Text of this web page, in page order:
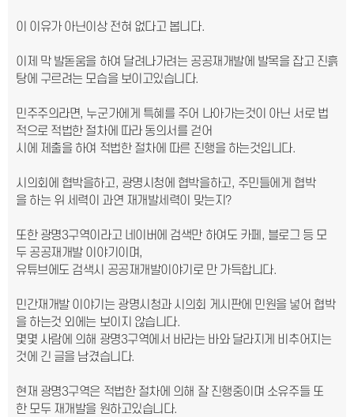
이 이유가 아닌이상 전혀 없다고 봅니다.
이제 막 발돋움을 하여 달려나가려는 공공재개발에 발목을 잡고 진흙
탕에 구르려는 모습을 보이고있습니다.
민주주의라면, 누군가에게 특혜를 주어 나아가는것이 아닌 서로 법
적으로 적법한 절차에 따라 동의서를 걷어
시에 제출을 하여 적법한 절차에 따른 진행을 하는것입니다.
시의회에 협박을하고, 광명시청에 협박을하고, 주민들에게 협박
을 하는 위 세력이 과연 재개발세력이 맞는지?
또한 광명3구역이라고 네이버에 검색만 하여도 카페, 블로그 등 모
두 공공재개발 이야기이며,
유튜브에도 검색시 공공재개발이야기로 만 가득합니다.
민간재개발 이야기는 광명시청과 시의회 게시판에 민원을 넣어 협박
을 하는것 외에는 보이지 않습니다.
몇몇 사람에 의해 광명3구역에서 바라는 바와 달라지게 비추어지는
것에 긴 글을 남겼습니다.
현재 광명3구역은 적법한 절차에 의해 잘 진행중이며 소유주들 또
한 모두 재개발을 원하고있습니다.